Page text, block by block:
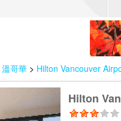
哥華 > Hilton Vancouver
Hilton